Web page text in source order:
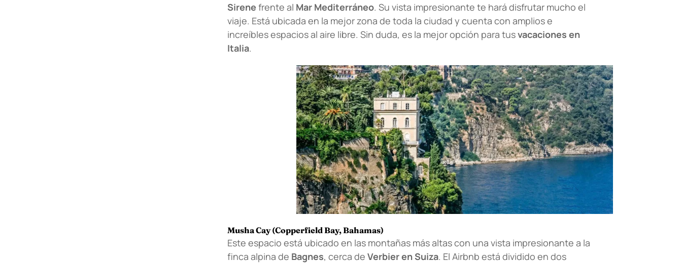
Sirene frente al Mar Mediterráneo. Su vista impresionante te hará disfrutar mucho el
viaje. Está ubicada en la mejor zona de toda la ciudad y cuenta con amplios e
increíbles espacios al aire libre. Sin duda, es la mejor opción para tusvacaciones en
Italia.
Musha Cay (Copperfield Bay, Bahamas)
Este espacio está ubicado en las montañas más altas con una vista impresionante a la
finca alpina de Bagnes, cerca de Verbier en Suiza. El Airbnb está dividido en dos